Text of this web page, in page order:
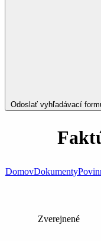
Odoslať vyhľadávací
DomovDokumenty
Zverejnené